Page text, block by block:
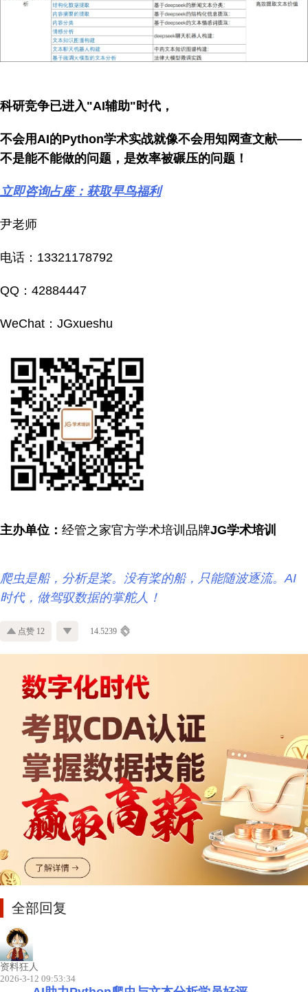
科研竞争已进入"AI辅助"时代，
不会用AI的Python学术实战就像不会用知网查文献——
不是能不能做的问题，是效率被碾压的问题！
立即咨询占座：获取早鸟福利
尹老师
电话：13321178792
QQ：42884447
WeChat：JGxueshu
主办单位： 经管之家官方学术培训品牌JG学术培训
爬虫是船，分析是桨。没有桨的船，只能随波逐流。AI
时代，做驾驭数据的掌舵人！
点赞 12 14.5239
全部回复
资料狂人
2026-3-12 09:53:34